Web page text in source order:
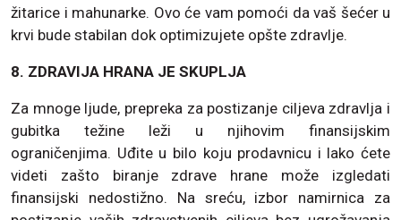
žitarice i mahunarke. Ovo će vam pomoći da vaš šećer u
krvi bude stabilan dok optimizujete opšte zdravlje.
8. ZDRAVIJA HRANA JE SKUPLJA
Za mnoge ljude, prepreka za postizanje ciljeva zdravlja i
gubitka težine leži u njihovim finansijskim
ograničenjima. Uđite u bilo koju prodavnicu i lako ćete
videti zašto biranje zdrave hrane može izgledati
finansijski nedostižno. Na sreću, izbor namirnica za